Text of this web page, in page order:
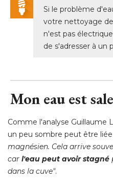
Si le problème
votre nettoyage
n'est pas
de s'adresser à un
Mon eau est sale
Comme l'analyse Guillaume
un peu sombre peut être liée
magnésien. Cela arrive
car l'eau peut avoir stagné
dans la cuve".